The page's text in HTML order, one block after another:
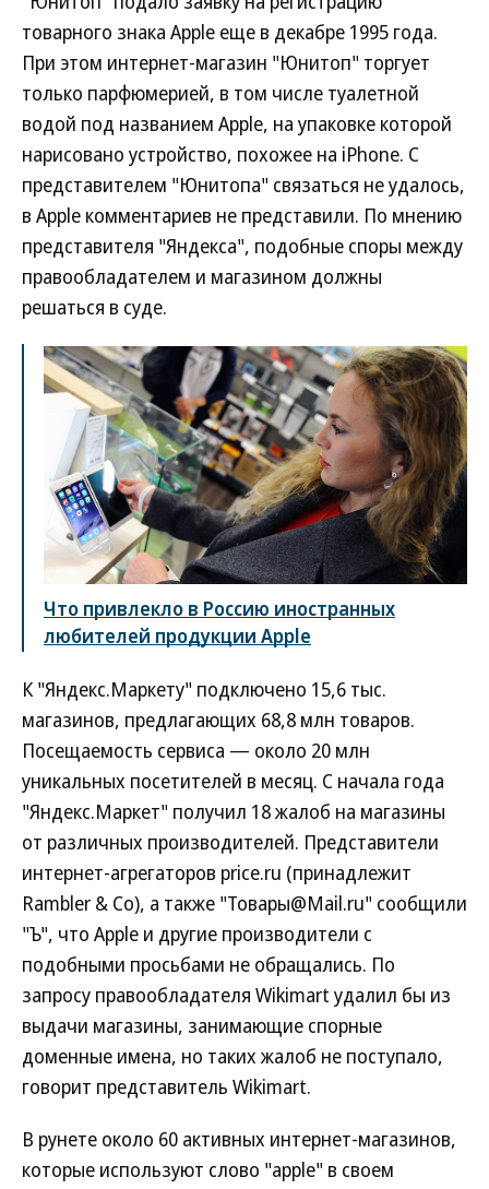
товарного знака Apple еще в декабре 1995 года.
При этом интернет-магазин "Юнитоп" торгует
только парфюмерией, в том числе туалетной
водой под названием Apple, на упаковке которой
нарисовано устройство, похожее на iPhone. С
представителем "Юнитопа" связаться не удалось,
в Apple комментариев не представили. По мнению
представителя "Яндекса", подобные споры между
правообладателем и магазином должны
решаться в суде.
Что привлекло в Россию иностранных
любителей продукции Apple
К "Яндекс.Маркету" подключено 15,6 тыс.
магазинов, предлагающих 68,8 млн товаров.
Посещаемость сервиса — около 20 млн
уникальных посетителей в месяц. С начала года
"Яндекс.Маркет" получил 18 жалоб на магазины
от различных производителей. Представители
интернет-агрегаторов price.ru (принадлежит
Rambler & Co), а также "Товары@Mail.ru" сообщили
"Ъ", что Apple и другие производители с
подобными просьбами не обращались. По
запросу правообладателя Wikimart удалил бы из
выдачи магазины, занимающие спорные
доменные имена, но таких жалоб не поступало,
говорит представитель Wikimart.
В рунете около 60 активных интернет-магазинов,
которые используют слово "apple" в своем